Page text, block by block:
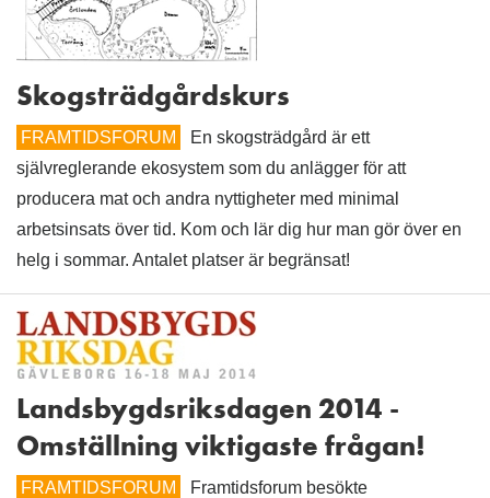
Skogsträdgårdskurs
FRAMTIDSFORUM
En skogsträdgård är ett
självreglerande ekosystem som du anlägger för att
producera mat och andra nyttigheter med minimal
arbetsinsats över tid. Kom och lär dig hur man gör över en
helg i sommar. Antalet platser är begränsat!
Landsbygdsriksdagen 2014 -
Omställning viktigaste frågan!
FRAMTIDSFORUM
Framtidsforum besökte